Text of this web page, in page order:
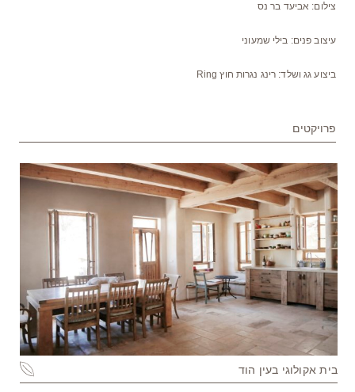
צילום: אביעד בר נס
עיצוב פנים: בילי שמעוני
ביצוע גג ושלד: רינג נגרות חוץ Ring
פרויקטים
בית אקולוגי בעין הוד